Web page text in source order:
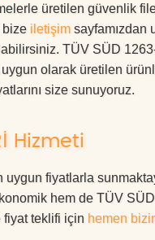
üretilen güvenlik
bize iletişim sayfamızdan
TÜV SÜD
uygun olarak üretilen
size sunuyoruz.
Hizmeti
fiyatlarla
hem de TÜV
fiyat teklifi için hemen